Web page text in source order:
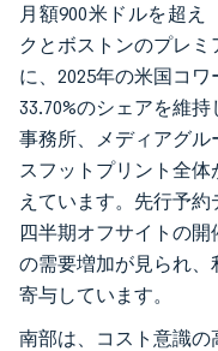
月額900米ドルを超え
クとボストンのプレ
に、2025年の米国コ
33.70%のシェアを維
事務所、メディアグ
スフットプリント全
えています。先行予
四半期オフサイトの
の需要増加が見られ
寄与しています。
南部は、コスト意識